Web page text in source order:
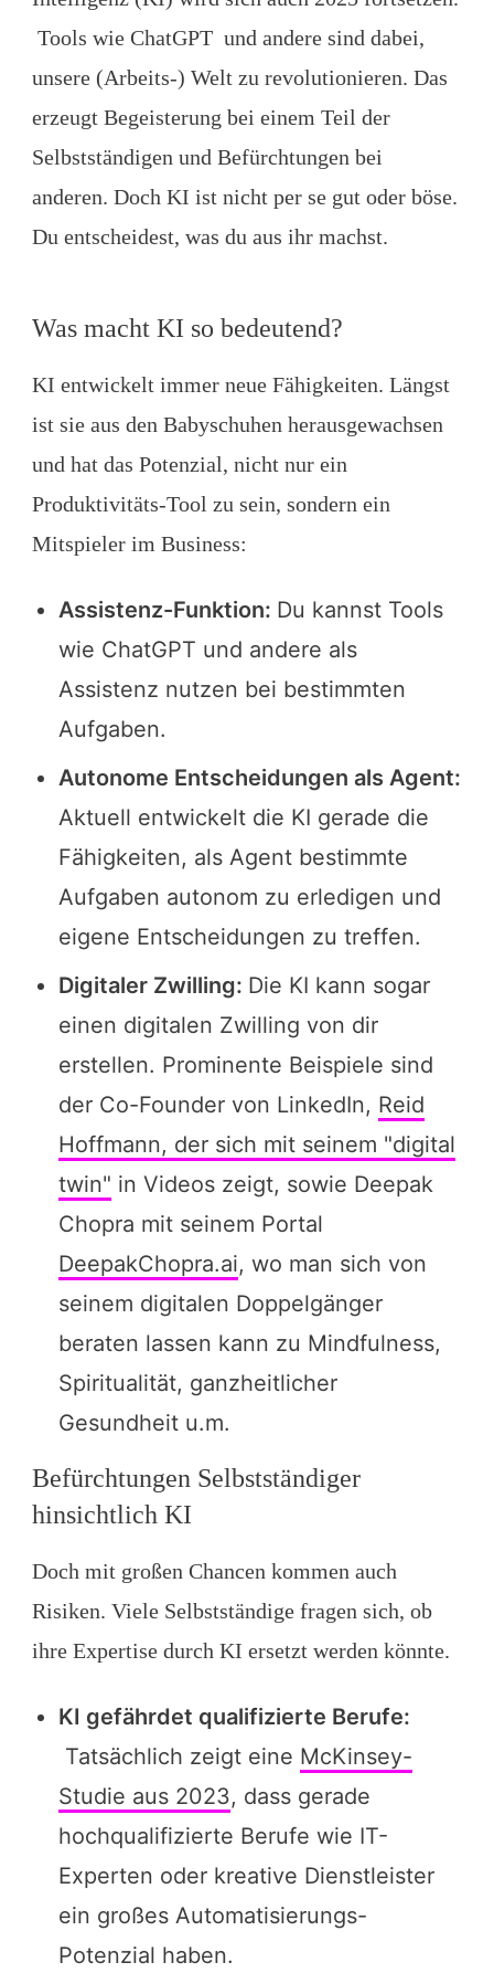
Tools wie ChatGPT und andere sind dabei,
unsere (Arbeits-) Welt zu revolutionieren. Das
erzeugt Begeisterung bei einem Teil der
Selbstständigen und Befürchtungen bei
anderen. Doch KI ist nicht per se gut oder böse.
Du entscheidest, was du aus ihr machst.
Was macht KI so bedeutend?
KI entwickelt immer neue Fähigkeiten. Längst
ist sie aus den Babyschuhen herausgewachsen
und hat das Potenzial, nicht nur ein
Produktivitäts-Tool zu sein, sondern ein
Mitspieler im Business:
Assistenz-Funktion: Du kannst Tools
wie ChatGPT und andere als
Assistenz nutzen bei bestimmten
Aufgaben.
Autonome Entscheidungen als Agent:
Aktuell entwickelt die KI gerade die
Fähigkeiten, als Agent bestimmte
Aufgaben autonom zu erledigen und
eigene Entscheidungen zu treffen.
Digitaler Zwilling: Die KI kann sogar
einen digitalen Zwilling von dir
erstellen. Prominente Beispiele sind
der Co-Founder von LinkedIn, Reid
Hoffmann, der sich mit seinem "digital
twin" in Videos zeigt, sowie Deepak
Chopra mit seinem Portal
DeepakChopra.ai, wo man sich von
seinem digitalen Doppelgänger
beraten lassen kann zu Mindfulness,
Spiritualität, ganzheitlicher
Gesundheit u.m.
Befürchtungen Selbstständiger
hinsichtlich KI
Doch mit großen Chancen kommen auch
Risiken. Viele Selbstständige fragen sich, ob
ihre Expertise durch KI ersetzt werden könnte.
KI gefährdet qualifizierte Berufe:
Tatsächlich zeigt eine McKinsey-
Studie aus 2023, dass gerade
hochqualifizierte Berufe wie IT-
Experten oder kreative Dienstleister
ein großes Automatisierungs-
Potenzial haben.